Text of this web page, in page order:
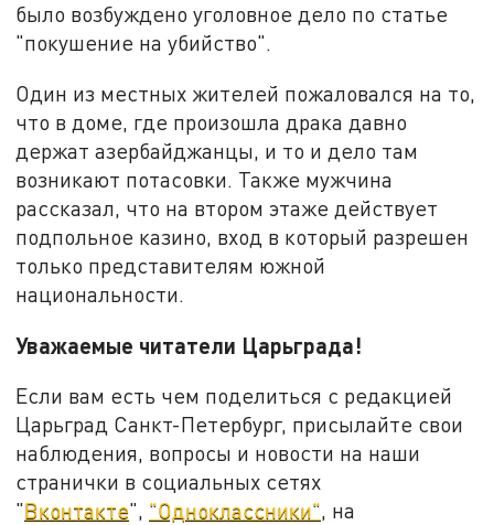
было возбуждено уголовное дело по статье
"покушение на убийство".
Один из местных жителей пожаловался на то,
что в доме, где произошла драка давно
держат азербайджанцы, и то и дело там
возникают потасовки. Также мужчина
рассказал, что на втором этаже действует
подпольное казино, вход в который разрешен
только представителям южной
национальности.
Уважаемые читатели Царьграда!
Если вам есть чем поделиться с редакцией
Царьград Санкт-Петербург, присылайте свои
наблюдения, вопросы и новости на наши
странички в социальных сетях
"Вконтакте", "Одноклассники", на